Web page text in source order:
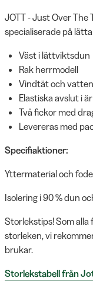
JOTT - Just Over
specialiserade på
Väst i lättviktsdun
Rak herrmodell
Vindtät och
Elastiska avslut i
Två fickor med
Levereras med
Specifiaktioner:
Yttermaterial och
Isolering i 90 % dun
Storlekstips! Som alla
storleken, vi
brukar.
Storlekstabell från